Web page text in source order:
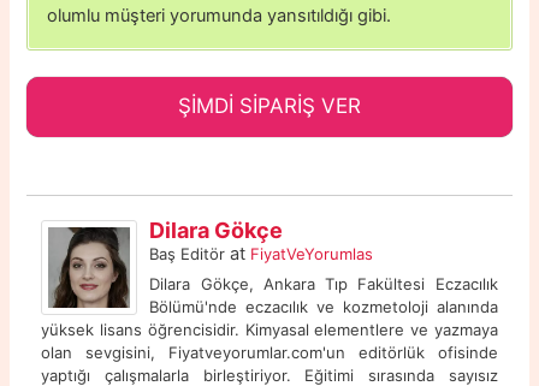
olumlu müşteri yorumunda yansıtıldığı gibi.
ŞİMDİ SİPARİŞ VER
Dilara Gökçe
Baş Editör at FiyatVeYorumlas
Dilara Gökçe, Ankara Tıp Fakültesi Eczacılık
Bölümü'nde eczacılık ve kozmetoloji alanında
yüksek lisans öğrencisidir. Kimyasal elementlere ve yazmaya
olan sevgisini, Fiyatveyorumlar.com'un editörlük ofisinde
yaptığı çalışmalarla birleştiriyor. Eğitimi sırasında sayısız